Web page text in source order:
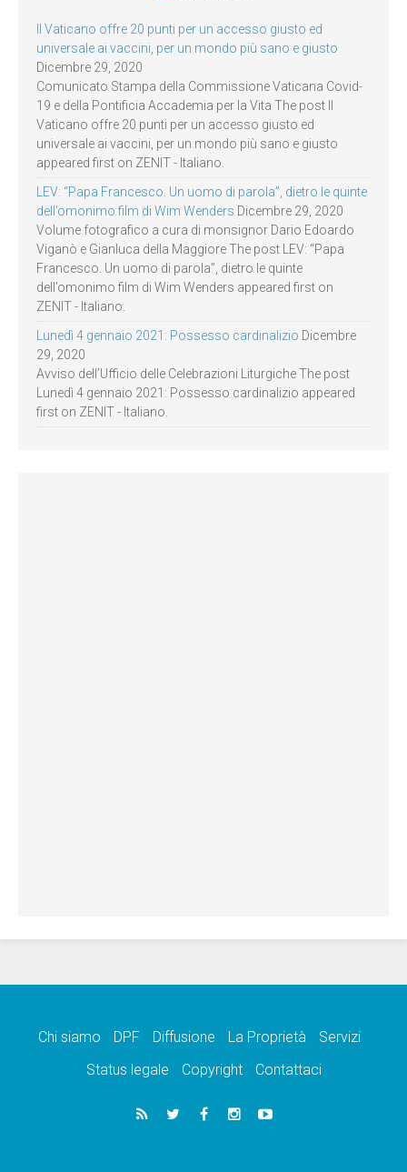
Il Vaticano offre 20 punti per un accesso giusto ed
universale ai vaccini, per un mondo più sano e giusto
Dicembre 29, 2020
Comunicato Stampa della Commissione Vaticana Covid-
19 e della Pontificia Accademia per la Vita The post Il
Vaticano offre 20 punti per un accesso giusto ed
universale ai vaccini, per un mondo più sano e giusto
appeared first on ZENIT - Italiano.
LEV: “Papa Francesco. Un uomo di parola”, dietro le quinte
dell’omonimo film di Wim Wenders Dicembre 29, 2020
Volume fotografico a cura di monsignor Dario Edoardo
Viganò e Gianluca della Maggiore The post LEV: “Papa
Francesco. Un uomo di parola”, dietro le quinte
dell’omonimo film di Wim Wenders appeared first on
ZENIT - Italiano.
Lunedì 4 gennaio 2021: Possesso cardinalizio Dicembre
29, 2020
Avviso dell’Ufficio delle Celebrazioni Liturgiche The post
Lunedì 4 gennaio 2021: Possesso cardinalizio appeared
first on ZENIT - Italiano.
Chi siamo DPF Diffusione La Proprietà
Servizi
Status legale
Copyright Contattaci